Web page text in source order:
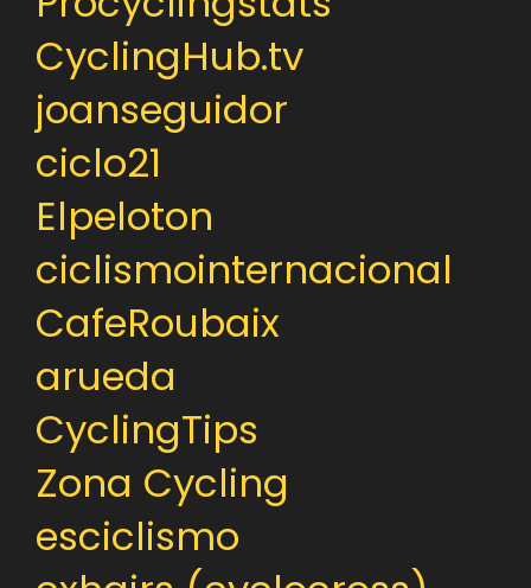
CyclingHub.tv
joanseguidor
ciclo21
Elpeloton
ciclismointernacional
CafeRoubaix
arueda
CyclingTips
Zona Cycling
esciclismo